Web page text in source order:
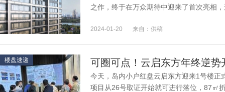
之作，终于在万众期待中迎来了首次亮相
2024-01-20 来自：供稿
楼盘速递 可圈可点！云启东方年终逆势
今天，岛内小户红盘云启东方迎来1号楼正
项目从26号取证开始就可进行落位，87㎡